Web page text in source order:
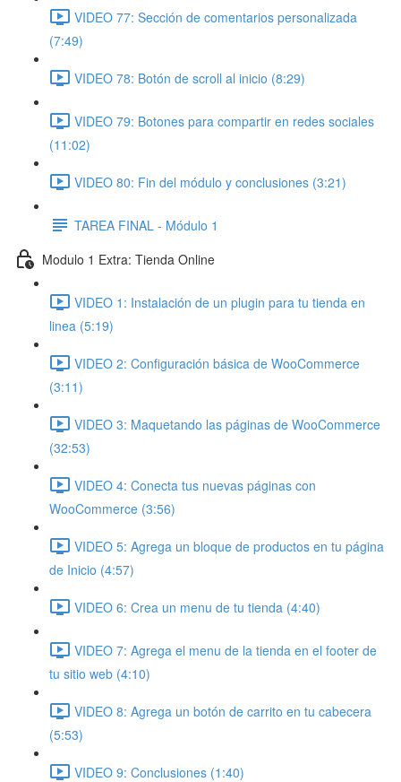
VIDEO 77: Sección de comentarios personalizada
(7:49)
VIDEO 78: Botón de scroll al inicio (8:29)
VIDEO 79: Botones para compartir en redes sociales
(11:02)
VIDEO 80: Fin del módulo y conclusiones (3:21)
TAREA FINAL - Módulo 1
Modulo 1 Extra: Tienda Online
VIDEO 1: Instalación de un plugin para tu tienda en
linea (5:19)
VIDEO 2: Configuración básica de WooCommerce
(3:11)
VIDEO 3: Maquetando las páginas de WooCommerce
(32:53)
VIDEO 4: Conecta tus nuevas páginas con
WooCommerce (3:56)
VIDEO 5: Agrega un bloque de productos en tu página
de Inicio (4:57)
VIDEO 6: Crea un menu de tu tienda (4:40)
VIDEO 7: Agrega el menu de la tienda en el footer de
tu sitio web (4:10)
VIDEO 8: Agrega un botón de carrito en tu cabecera
(5:53)
VIDEO 9: Conclusiones (1:40)